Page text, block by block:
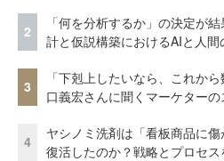
2
「何を分析するか」の決定が
計と仮説構築におけるAIと人間
3
「下剋上したいなら、これか
口義宏さんに聞くマーケター
4
ヤシノミ洗剤は「看板商品に
復活したのか？戦略とプロセス